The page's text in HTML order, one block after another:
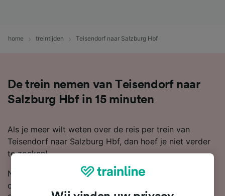
home treintijden Teisendorf naar Salzburg Hbf
De trein nemen van Teisendorf naar
Salzburg Hbf in 15 minuten
Als je meer wilt weten over de reis per trein van
Teisendorf naar Salzburg Hbf, dan hoef je niet verder
te zoeken!
Normaal gesproken is de gemiddelde tijd 18 minuten
om de afstand van 16 km van Teisendorf naar